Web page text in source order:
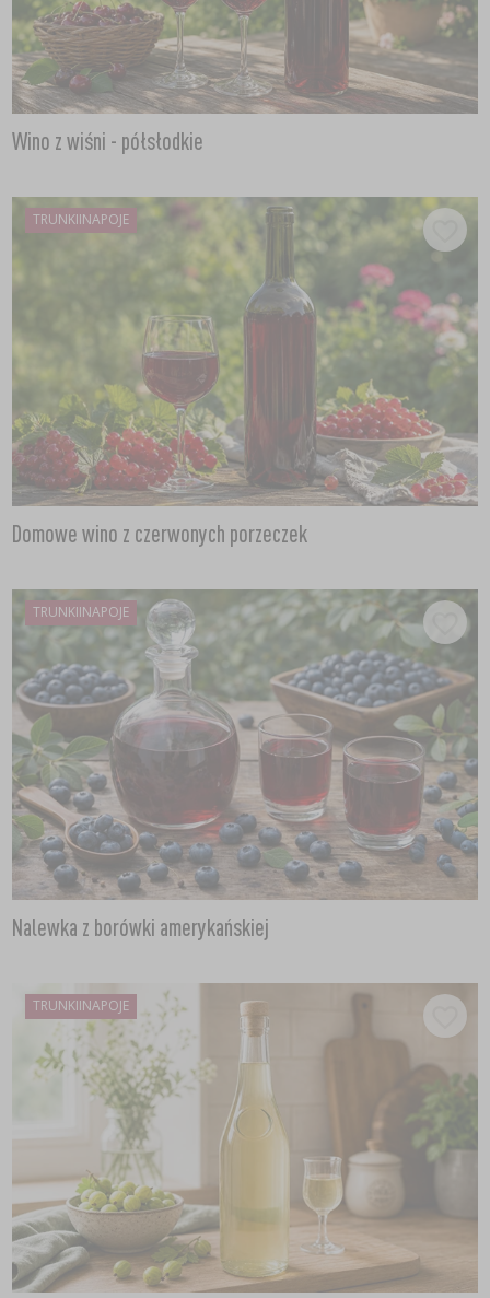
Wino z wiśni - półsłodkie
TRUNKIINAPOJE
Domowe wino z czerwonych porzeczek
TRUNKIINAPOJE
Nalewka z borówki amerykańskiej
TRUNKIINAPOJE